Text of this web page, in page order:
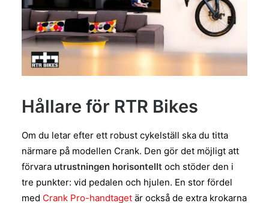
Hållare för RTR Bikes
Om du letar efter ett robust cykelställ ska du titta
närmare på modellen Crank. Den gör det möjligt att
förvara utrustningen horisontellt och stöder den i
tre punkter: vid pedalen och hjulen. En stor fördel
med Crank Pro-handtaget är också de extra krokarna